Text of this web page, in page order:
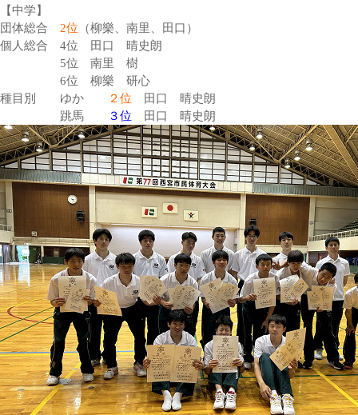
【中学】
団体総合 2位 （柳樂、南里、田口）
個人総合 4位 田口 晴史朗
5位 南里 樹
6位 柳樂 研心
種目別 ゆか
２位 田口 晴史朗
跳馬
３位 田口 晴史朗